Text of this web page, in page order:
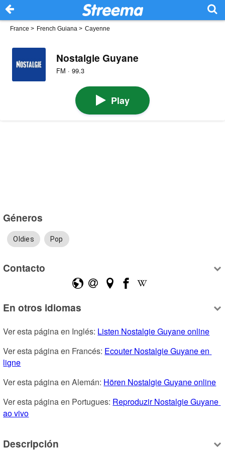
France > French Guiana > Cayenne
Nostalgie Guyane
FM · 99.3
Play
Géneros
Oldies Pop
Contacto
En otros idiomas
Ver esta página en Inglés: Listen Nostalgie Guyane online
Ver esta página en Francés: Ecouter Nostalgie Guyane en
ligne
Ver esta página en Alemán: Hören Nostalgie Guyane online
Ver esta página en Portugues: Reproduzir Nostalgie Guyane
ao vivo
Descripción